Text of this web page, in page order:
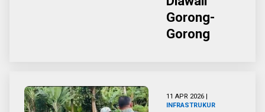
Gorong-
Gorong
11 APR 2026 |
INFRASTRUKUR